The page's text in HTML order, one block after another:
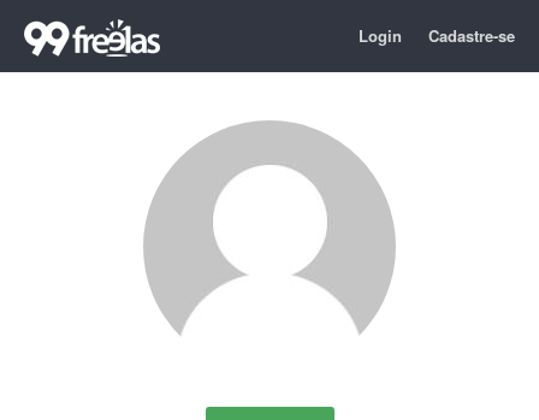
Login Cadastre-se